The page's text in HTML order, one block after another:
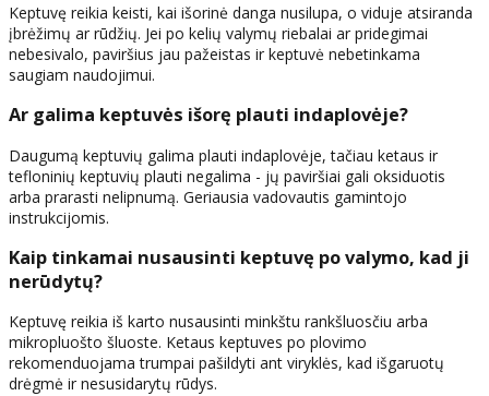
Keptuvę reikia keisti, kai išorinė danga nusilupa, o viduje atsiranda
įbrėžimų ar rūdžių. Jei po kelių valymų riebalai ar pridegimai
nebesivalo, paviršius jau pažeistas ir keptuvė nebetinkama
saugiam naudojimui.
Ar galima keptuvės išorę plauti indaplovėje?
Daugumą keptuvių galima plauti indaplovėje, tačiau ketaus ir
tefloninių keptuvių plauti negalima - jų paviršiai gali oksiduotis
arba prarasti nelipnumą. Geriausia vadovautis gamintojo
instrukcijomis.
Kaip tinkamai nusausinti keptuvę po valymo, kad ji
nerūdytų?
Keptuvę reikia iš karto nusausinti minkštu rankšluosčiu arba
mikropluošto šluoste. Ketaus keptuves po plovimo
rekomenduojama trumpai pašildyti ant viryklės, kad išgaruotų
drėgmė ir nesusidarytų rūdys.